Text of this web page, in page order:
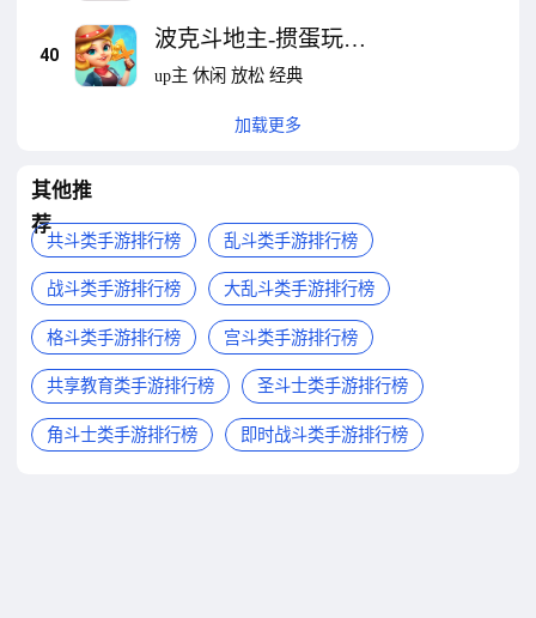
40
波克斗地主-掼蛋玩法
优化
up主 休闲 放松 经典
加载更多
其他推
荐
共斗类手游排行榜 乱斗类手游排行榜
战斗类手游排行榜 大乱斗类手游排行榜
格斗类手游排行榜 宫斗类手游排行榜
共享教育类手游排行榜 圣斗士类手游排行榜
角斗士类手游排行榜 即时战斗类手游排行榜